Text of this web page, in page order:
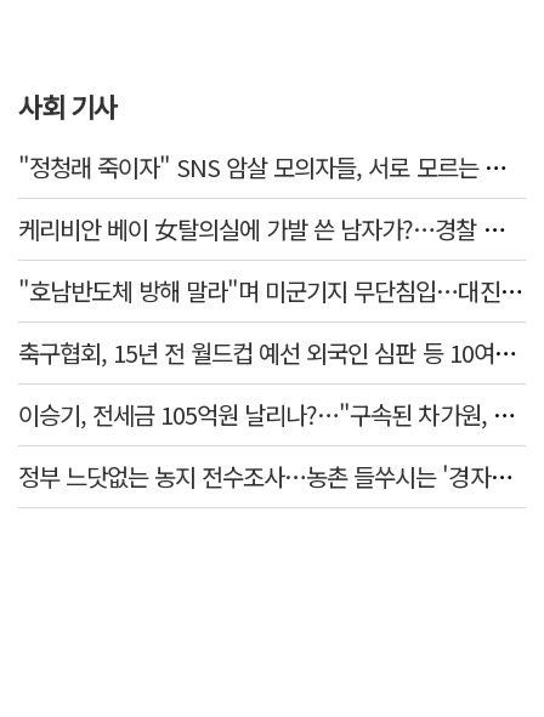
사회 기사
"정청래 죽이자" SNS 암살 모의자들, 서로 모르는 사이였다…檢송치
케리비안 베이 女탈의실에 가발 쓴 남자가?…경찰 추적 중
"호남반도체 방해 말라"며 미군기지 무단침입…대진연 회원 3명 '구속'
축구협회, 15년 전 월드컵 예선 외국인 심판 등 10여명에 '성 접대'
이승기, 전세금 105억원 날리나?…"구속된 차가원, 형사 범죄 영역"
정부 느닷없는 농지 전수조사…농촌 들쑤시는 '경자유전'의 칼날